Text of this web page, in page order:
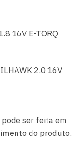
16V E-TORQ
2.0 16V
ser feita em
do produto.